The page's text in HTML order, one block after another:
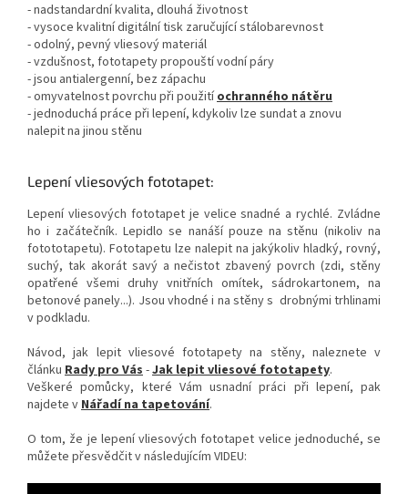
- nadstandardní kvalita, dlouhá životnost
- vysoce kvalitní digitální tisk zaručující stálobarevnost
- odolný, pevný vliesový materiál
- vzdušnost, fototapety propouští vodní páry
- jsou antialergenní, bez zápachu
- omyvatelnost povrchu při použitíochranného nátěru
- jednoduchá práce při lepení, kdykoliv lze sundat a znovu
nalepit na jinou stěnu
Lepení vliesových fototapet:
Lepení vliesových fototapet je velice snadné a rychlé. Zvládne
ho i začátečník. Lepidlo se nanáší pouze na stěnu (nikoliv na
fotototapetu). Fototapetu lze nalepit na jakýkoliv hladký, rovný,
suchý, tak akorát savý a nečistot zbavený povrch (zdi, stěny
opatřené všemi druhy vnitřních omítek, sádrokartonem, na
betonové panely...). Jsou vhodné i na stěny s drobnými trhlinami
v podkladu.
Návod, jak lepit vliesové fototapety na stěny, naleznete v
článku Rady pro Vás-Jak lepit vliesové fototapety.
Veškeré pomůcky, které Vám usnadní práci při lepení, pak
najdete vNářadí na tapetování.
O tom, že je lepení vliesových fototapet velice jednoduché, se
můžete přesvědčit v následujícím VIDEU: